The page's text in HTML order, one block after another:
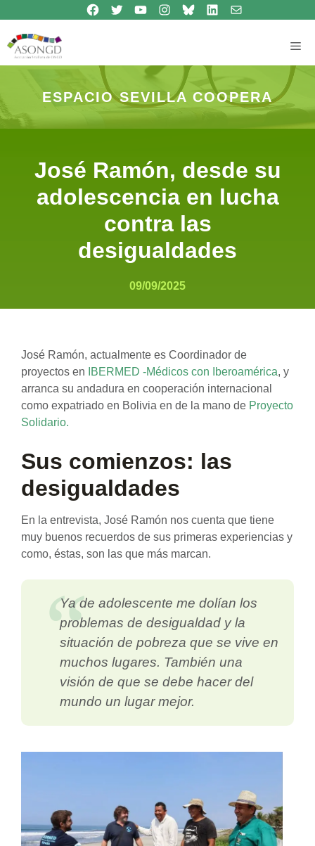
contenido
Síguenos en Facebook
Síguenos en TwitterSíguenos en Youtube
Síguenos en Instagram
Bluesky
Síguenos en Linkedincontacto
ESPACIO SEVILLA COOPERA
José Ramón, desde su
adolescencia en lucha
contra las
desigualdades
09/09/2025
José Ramón, actualmente es Coordinador de
proyectos en IBERMED -Médicos con Iberoamérica, y
arranca su andadura en cooperación internacional
como expatriado en Bolivia en de la mano de Proyecto
Solidario.
Sus comienzos: las
desigualdades
En la entrevista, José Ramón nos cuenta que tiene
muy buenos recuerdos de sus primeras experiencias y
como, éstas, son las que más marcan.
Ya de adolescente me dolían los
problemas de desigualdad y la
situación de pobreza que se vive en
muchos lugares. También una
visión de que se debe hacer del
mundo un lugar mejor.